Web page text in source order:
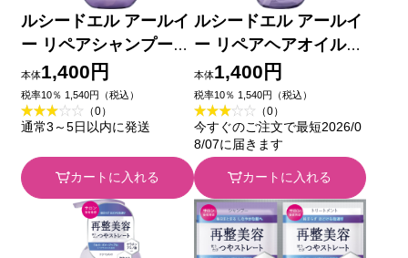
ルシードエル アールイ
ー リペアシャンプー
３８０ｍＬ マンダム
本体1,400円
税率10％ 1,540円（税込）
（0）
通常3～5日以内に発送
カートに入れる
ルシードエル アールイ
ー リペアヘアオイル
９０ｍＬ マンダム
本体1,400円
税率10％ 1,540円（税込）
（0）
今すぐのご注文で最短2026/0
8/07に届きます
カートに入れる